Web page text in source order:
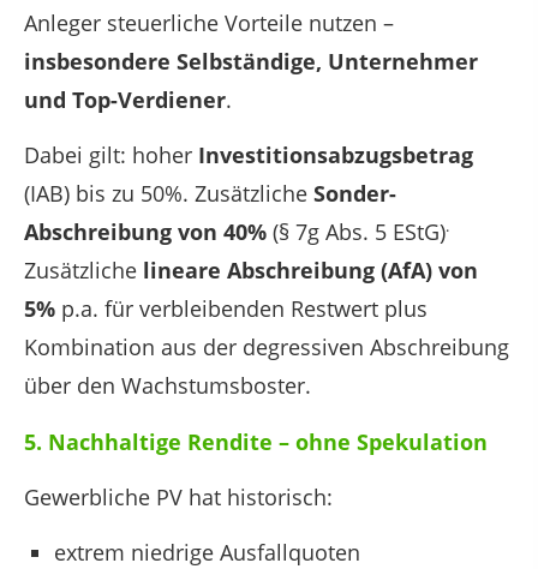
Anleger steuerliche Vorteile nutzen –
insbesondere Selbständige, Unternehmer
und Top-Verdiener.
Dabei gilt: hoher Investitionsabzugsbetrag
(IAB) bis zu 50%. Zusätzliche Sonder-
Abschreibung von 40% (§ 7g Abs. 5 EStG).
Zusätzliche lineare Abschreibung (AfA) von
5% p.a. für verbleibenden Restwert plus
Kombination aus der degressiven Abschreibung
über den Wachstumsboster.
5. Nachhaltige Rendite – ohne Spekulation
Gewerbliche PV hat historisch:
extrem niedrige Ausfallquoten